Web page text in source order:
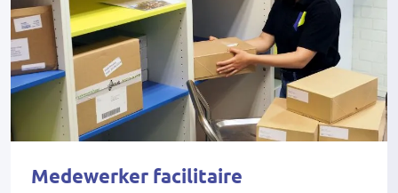
Medewerker facilitaire